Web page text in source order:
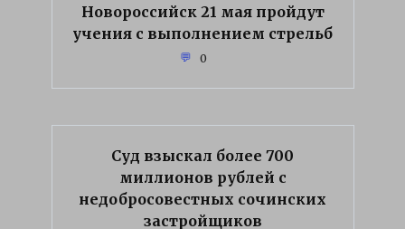
Новороссийск 21 мая пройдут
учения с выполнением стрельб
0
Суд взыскал более 700
миллионов рублей с
недобросовестных сочинских
застройщиков